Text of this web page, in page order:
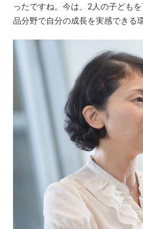
ったですね。今は、2人の子ども
品分野で自分の成長を実感できる